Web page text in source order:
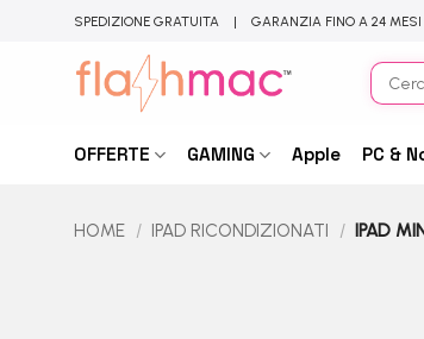
SPEDIZIONE GRATUITA | GARANZIA FINO A 24
Cerca:
OFFERTE GAMING Apple PC &
HOME / IPAD RICONDIZIONATI / IPAD